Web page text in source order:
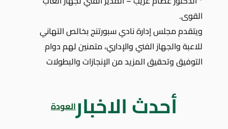
القوى.
ويتقدم مجلس إدارة نادي سبورتنج بخالص التهاني
للاعبة والجهاز الفني والإداري، متمنين لهم دوام
التوفيق وتحقيق المزيد من الإنجازات والبطولات
أحدث الاخبارالعودة